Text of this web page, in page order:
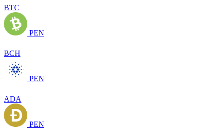
BTC
PEN
BCH
PEN
ADA
PEN